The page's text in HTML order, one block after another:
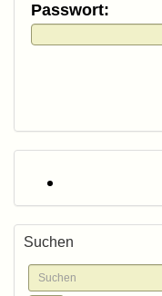
Passwort:
Suchen